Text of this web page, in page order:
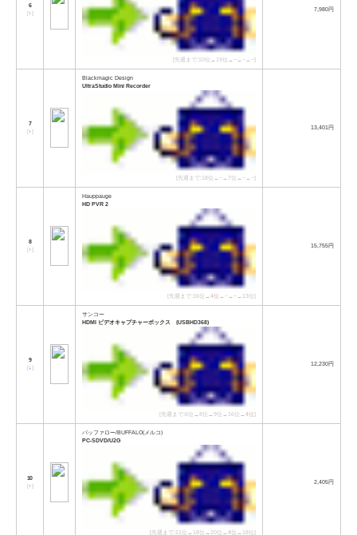
6
[↑]
[先週まで:10位→19位→−→−→−]
7,980円
7
[↑]
Blackmagic Design
UltraStudio Mini Recorder
[先週まで:18位→−→7位→−→−]
13,401円
8
[↑]
Hauppauge
HD PVR 2
[先週まで:16位→4位 →−→−→13位]
15,755円
9
[↓]
サンコー
HDMI ビデオキャプチャーボックス (USBHD368)
[先週まで:6位→8位→9位→16位→4位]
12,230円
10
[↑]
バッファロー/BUFFALO(メルコ)
PC-SDVD/U2G
[先週まで:11位→18位→20位→4位 →18位]
2,405円